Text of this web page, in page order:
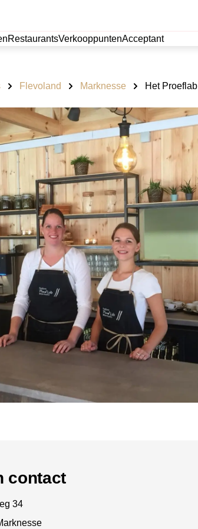
RestaurantsVerkooppuntenAcceptant
Flevoland Marknesse Het Proeflab
contact
34